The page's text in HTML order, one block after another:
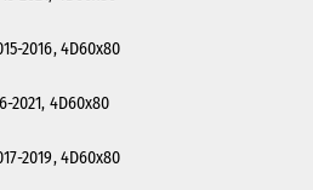
2016, 4D60x80
2021, 4D60x80
2019, 4D60x80